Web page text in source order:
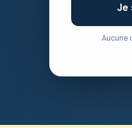
Je
Aucune